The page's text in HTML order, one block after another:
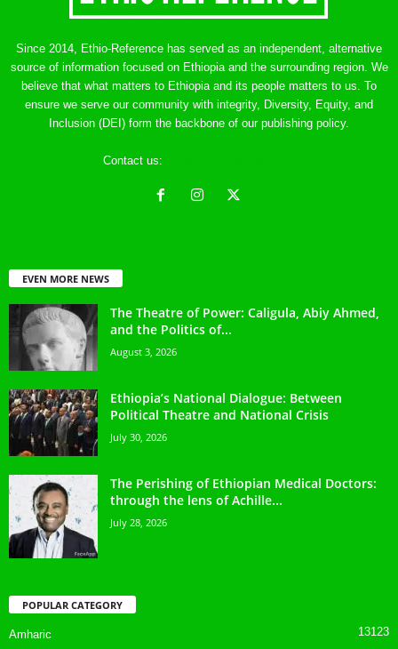
Since 2014, Ethio-Reference has served as an independent, alternative
source of information focused on Ethiopia and the surrounding region. We
believe that what matters to Ethiopia and its people matters to us. To
ensure we serve our community with integrity, Diversity, Equity, and
Inclusion (DEI) form the backbone of our publishing policy.
Contact us:
EVEN MORE NEWS
The Theatre of Power: Caligula, Abiy Ahmed,
and the Politics of...
August 3, 2026
Ethiopia’s National Dialogue: Between
Political Theatre and National Crisis
July 30, 2026
The Perishing of Ethiopian Medical Doctors:
through the lens of Achille...
July 28, 2026
POPULAR CATEGORY
Amharic 13123